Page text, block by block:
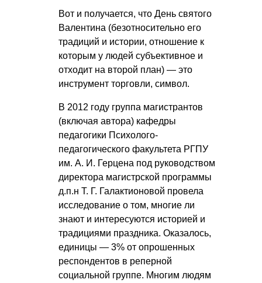
Вот и получается, что День святого
Валентина (безотносительно его
традиций и истории, отношение к
которым у людей субъективное и
отходит на второй план) — это
инструмент торговли, символ.
В 2012 году группа магистрантов
(включая автора) кафедры
педагогики Психолого-
педагогического факультета РГПУ
им. А. И. Герцена под руководством
директора магистрской программы
д.п.н Т. Г. Галактионовой провела
исследование о том, многие ли
знают и интересуются историей и
традициями праздника. Оказалось,
единицы — 3% от опрошенных
респондентов в реперной
социальной группе. Многим людям